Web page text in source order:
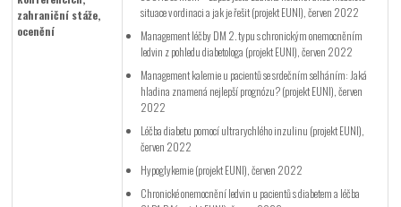
zahraniční stáže,
ocenění
situace v ordinaci a jak je řešit (projekt EUNI), červen 2022
Management léčby DM 2. typu s chronickým onemocněním
ledvin z pohledu diabetologa (projekt EUNI), červen 2022
Management kalemie u pacientů se srdečním selháním: Jaká
hladina znamená nejlepší prognózu? (projekt EUNI), červen
2022
Léčba diabetu pomocí ultrarychlého inzulinu (projekt EUNI),
červen 2022
Hypoglykemie (projekt EUNI), červen 2022
Chronické onemocnění ledvin u pacientů s diabetem a léčba